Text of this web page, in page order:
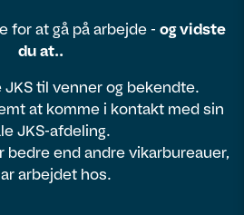
for at gå på arbejde - og vidste
du at..
JKS til venner og bekendte.
at komme i kontakt med sin
JKS-afdeling.
bedre end andre vikarbureauer,
arbejdet hos.